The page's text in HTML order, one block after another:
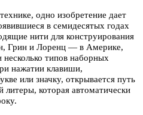
одно изобретение дает
в семидесятых годах
нити для конструирования
Грин и Лоренц — в Америке,
типов наборных
нажатии клавиши,
или значку, открывается путь
литеры, которая автоматически